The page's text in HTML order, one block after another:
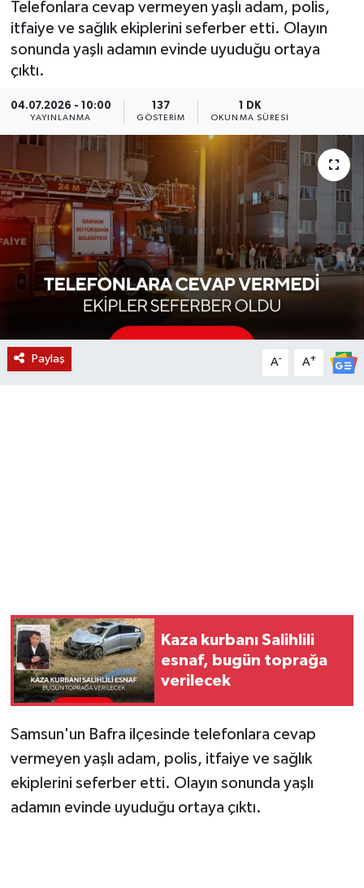
Telefonlara cevap vermeyen yaşlı adam, polis,
itfaiye ve sağlık ekiplerini seferber etti. Olayın
sonunda yaşlı adamın evinde uyuduğu ortaya
çıktı.
04.07.2026 - 10:00
YAYINLANMA
137
GÖSTERIM
1 DK
OKUNMA SÜRESI
Paylaş A- A+
Kaza kurbanı Salihlili
esnaf, bugün toprağa
verilecek
Samsun'un Bafra ilçesinde telefonlara cevap
vermeyen yaşlı adam, polis, itfaiye ve sağlık
ekiplerini seferber etti. Olayın sonunda yaşlı
adamın evinde uyuduğu ortaya çıktı.
KÜLTÜR SANAT
LIFE
SARIGÖL
SELENDİ
KIRKAĞAÇ
DEMİRCİ
GÖLMARMARA
GÖRDES
SOMA
KÖPRÜBAŞI
SALİHLİ
SARIGÖL
SARUHANLI
ŞEHZADELER
SELENDİ
TURGUTLU
EKONOMİ
KÜLTÜR SANAT
SPOR
YAŞAM
LIFE
BİLİM VE TEKNOLOJİ
MANİSA'NIN YÖRESEL LEZZETLERİ